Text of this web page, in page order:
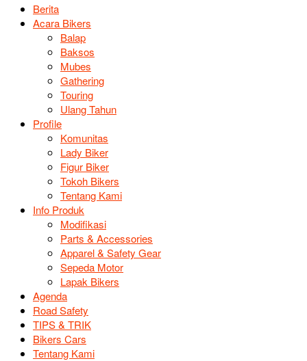
Berita
Acara Bikers
Balap
Baksos
Mubes
Gathering
Touring
Ulang Tahun
Profile
Komunitas
Lady Biker
Figur Biker
Tokoh Bikers
Tentang Kami
Info Produk
Modifikasi
Parts & Accessories
Apparel & Safety Gear
Sepeda Motor
Lapak Bikers
Agenda
Road Safety
TIPS & TRIK
Bikers Cars
Tentang Kami